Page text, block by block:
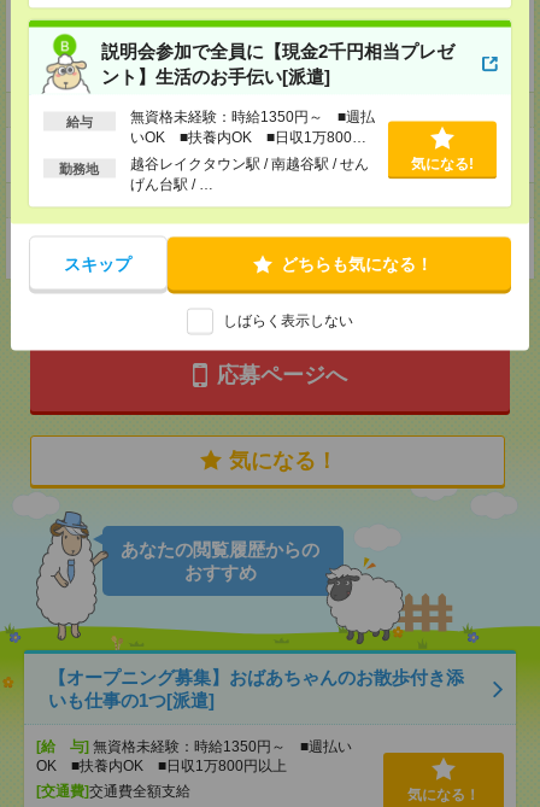
説明会参加で全員に【現金2千円相当プレゼ
ント】生活のお手伝い[派遣]
給与
無資格未経験：時給1350円～ ■週払
いOK ■扶養内OK ■日収1万800円
以上
勤務地
越谷レイクタウン駅 / 南越谷駅 / せん
げん台駅 / …
気になる!
スキップ どちらも気になる！
しばらく表示しない
美容外科
美容皮膚科
美容外科クリニック
美容医療
ホームページ
https://en-gage.net/recruiting-personnel_saiyo/
事業所
東京都新宿区新宿3丁目1-20 メットライフ・JTB新宿スクエア 7F
応募ページへ
気になる！
あなたの閲覧履歴からの
おすすめ
【オープニング募集】おばあちゃんのお散歩付き添
いも仕事の1つ[派遣]
[給 与] 無資格未経験：時給1350円～ ■週払い
OK ■扶養内OK ■日収1万800円以上
[交通費]交通費全額支給
気になる！